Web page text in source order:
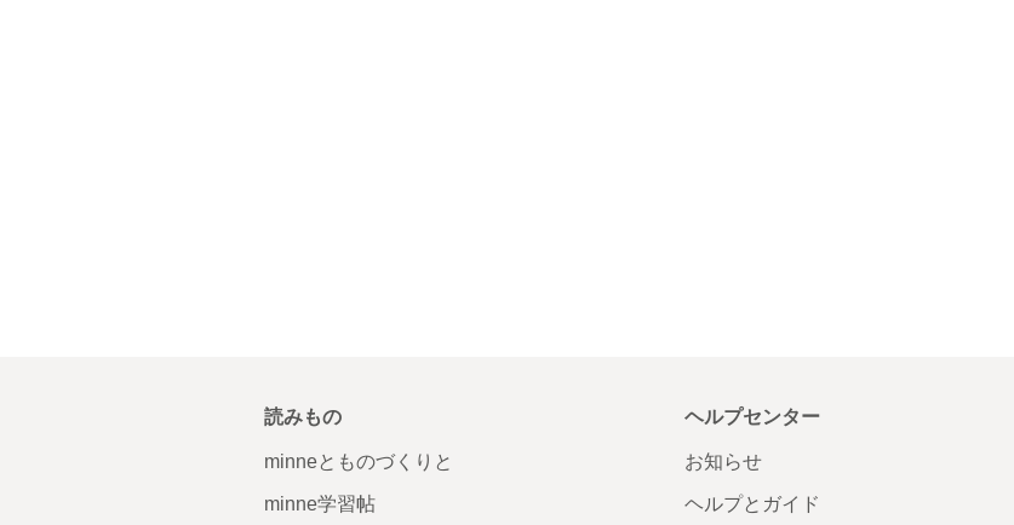
読みもの
minneとものづくりと
minne学習帖
ヘルプセンター
お知らせ
ヘルプとガイド